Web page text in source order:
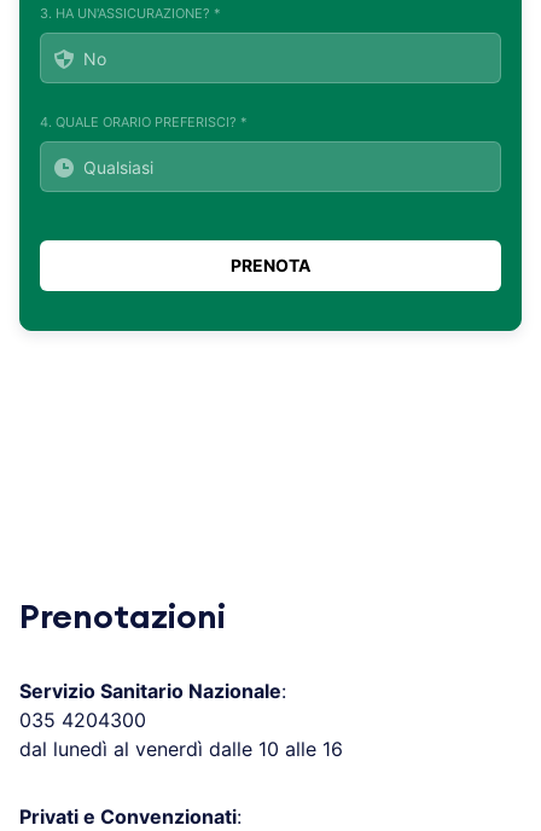
3. HA UN'ASSICURAZIONE? *
4. QUALE ORARIO PREFERISCI? *
Prenotazioni
Servizio Sanitario Nazionale:
035 4204300
dal lunedì al venerdì dalle 10 alle 16
Privati e Convenzionati: